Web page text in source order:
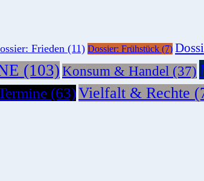
Frieden (11) Dossier: Frühstück (7)
(103) Konsum & Handel (37)
(63)Vielfalt & Rechte